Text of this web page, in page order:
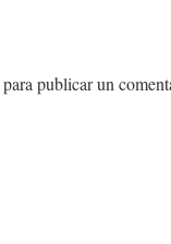
para publicar un